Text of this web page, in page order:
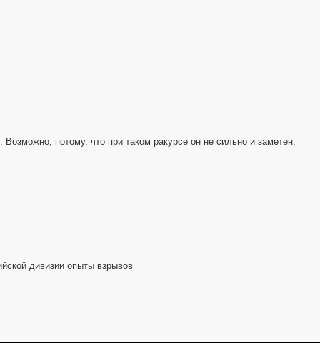
потому, что при таком ракурсе он не сильно и заметен.
дивизии опыты взрывов